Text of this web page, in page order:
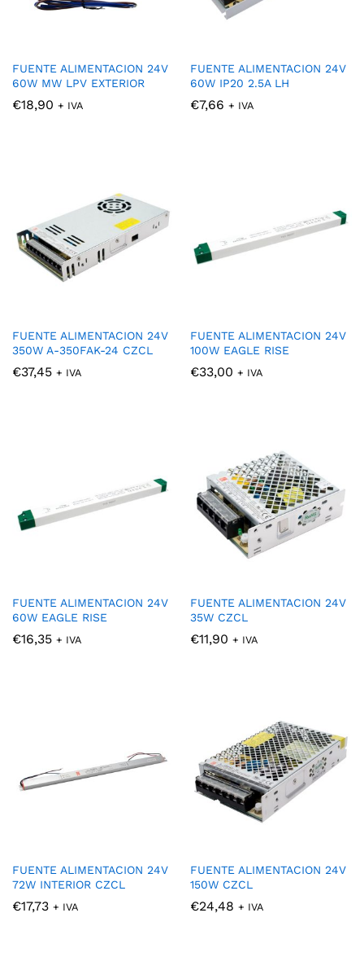
FUENTE ALIMENTACION 24V
60W MW LPV EXTERIOR
€18,90 + IVA
FUENTE ALIMENTACION 24V
60W IP20 2.5A LH
€7,66 + IVA
FUENTE ALIMENTACION 24V
350W A-350FAK-24 CZCL
€37,45 + IVA
FUENTE ALIMENTACION 24V
100W EAGLE RISE
€33,00 + IVA
FUENTE ALIMENTACION 24V
60W EAGLE RISE
€16,35 + IVA
FUENTE ALIMENTACION 24V
35W CZCL
€11,90 + IVA
FUENTE ALIMENTACION 24V
72W INTERIOR CZCL
€17,73 + IVA
FUENTE ALIMENTACION 24V
150W CZCL
€24,48 + IVA